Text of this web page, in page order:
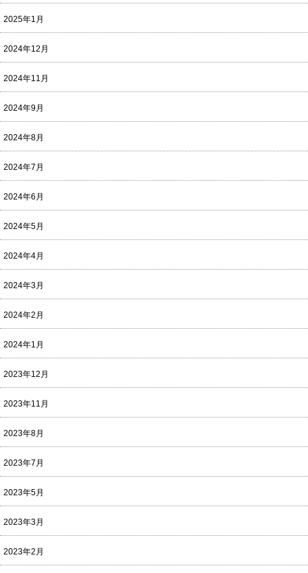
2025年1月
2024年12月
2024年11月
2024年9月
2024年8月
2024年7月
2024年6月
2024年5月
2024年4月
2024年3月
2024年2月
2024年1月
2023年12月
2023年11月
2023年8月
2023年7月
2023年5月
2023年3月
2023年2月